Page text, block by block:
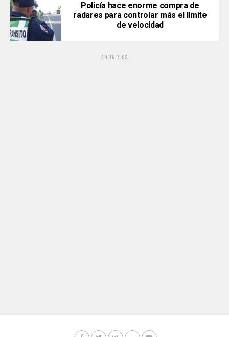
Policía hace enorme compra de
radares para controlar más el límite
de velocidad
ANUNCIOS